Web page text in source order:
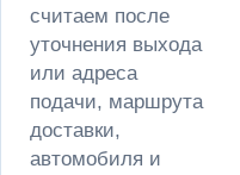
считаем после
уточнения выхода
или адреса
подачи, маршрута
доставки,
автомобиля и